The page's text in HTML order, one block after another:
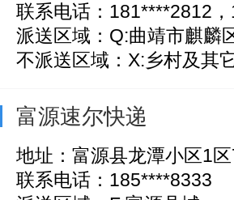
联系电话：181****2812
派送区域：Q:曲靖市麒麟
不派送区域：X:乡村及其
富源速尔快递
地址：富源县龙潭小区1
联系电话：185****8333